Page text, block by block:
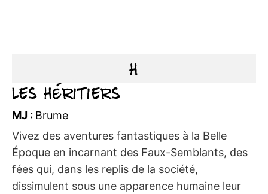
H
Les Héritiers
MJ : Brume
Vivez des aventures fantastiques à la Belle
Époque en incarnant des Faux-Semblants, des
fées qui, dans les replis de la société,
dissimulent sous une apparence humaine leur